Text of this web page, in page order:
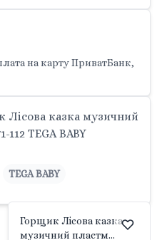
на карту ПриватБанк,
казка музичний
TEGA BABY
TEGA BABY
Горщик Лісова казка
музичний пластм